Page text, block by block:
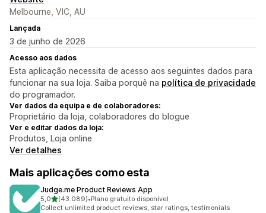
Melbourne, VIC, AU
Lançada
3 de junho de 2026
Acesso aos dados
Esta aplicação necessita de acesso aos seguintes dados para
funcionar na sua loja. Saiba porquê na política de privacidade
do programador.
Ver dados da equipa e de colaboradores:
Proprietário da loja, colaboradores do blogue
Ver e editar dados da loja:
Produtos, Loja online
Ver detalhes
Mais aplicações como esta
Judge.me Product Reviews App
5,0de 5 estrelas
(43.089)
43089 total de avaliações
•Plano gratuito disponível
Collect unlimited product reviews, star ratings, testimonials